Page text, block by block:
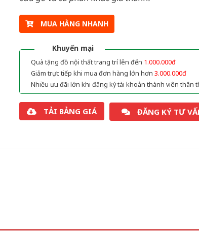
MUA HÀNG NHANH
Khuyến mại
Quà tặng đồ nội thất trang trí lên đến 1.000.000đ
Giảm trực tiếp khi mua đơn hàng lớn hơn 3.000.000đ
Nhiều ưu đãi lớn khi đăng ký tài khoản thành viên thân
TẢI BẢNG GIÁ ĐĂNG KÝ TƯ